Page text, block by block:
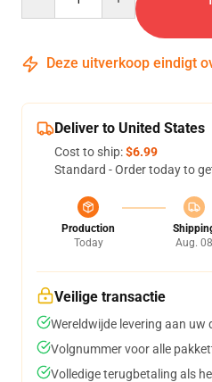
Deze uitverkoop eindigt
Deliver to United States
Cost to ship:$6.99
Standard - Order today to
Production
Today
Aug. 08
Veilige transactie
Wereldwijde levering aan uw
Volgnummer voor alle
Volledige terugbetaling als